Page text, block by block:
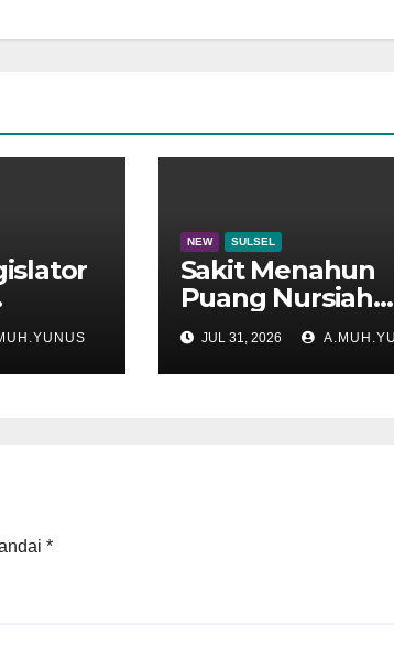
NEW SULSEL
Sakit Menahun
Puang Nursiah
Hembuskan
Terakhir
JUL 31, 2026
*